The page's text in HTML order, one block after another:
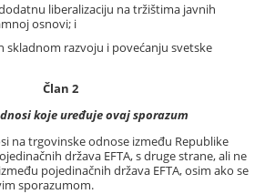
liberalizaciju na tržištima javnih
osnovi; i
skladnom razvoju i povećanju svetske
Član 2
koje uređuje ovaj sporazum
na trgovinske odnose između Republike
država EFTA, s druge strane, ali ne
pojedinačnih država EFTA, osim ako se
sporazumom.